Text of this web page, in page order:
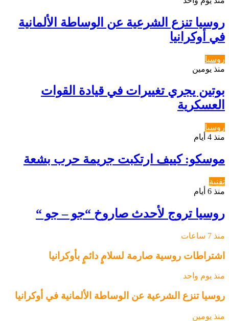
روسيا تنزع الشرعية عن الوساطة الألمانية
في أوكرانيا
روسيا
منذ يومين
بوتين يجري تغييرات في قيادة القوات
العسكرية
روسيا
منذ 4 أيام
موسكو: كييف ارتكبت جريمة حرب بشعة
تقنية
منذ 6 أيام
روسيا تروج لأحدث صاروخ “جو – جو “
منذ 7 ساعات
اشتراطات روسية صارمة لسلامٍ دائمٍ بأوكرانيا
منذ يوم واحد
روسيا تنزع الشرعية عن الوساطة الألمانية في أوكرانيا
منذ يومين